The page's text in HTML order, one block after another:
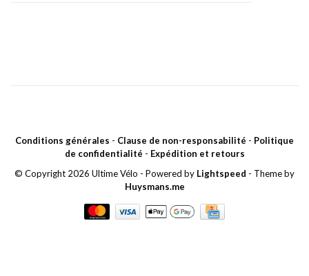
Conditions générales - Clause de non-responsabilité - Politique
de confidentialité - Expédition et retours
© Copyright 2026 Ultime Vélo - Powered by Lightspeed - Theme by
Huysmans.me